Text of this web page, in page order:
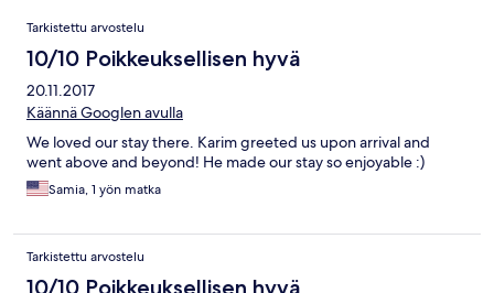
Arvostelut
Tarkistettu arvostelu
10/10 Poikkeuksellisen hyvä
20.11.2017
Käännä Googlen avulla
We loved our stay there. Karim greeted us upon arrival and
went above and beyond! He made our stay so enjoyable :)
Samia, 1 yön matka
Tarkistettu arvostelu